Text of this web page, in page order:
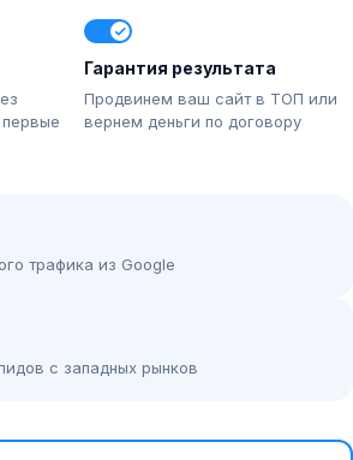
Гарантия результата
Продвинем ваш сайт в ТОП или
вернем деньги по договору
трафика из Google
с западных рынков